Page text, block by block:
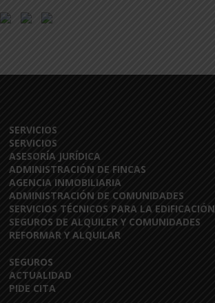
SERVICIOS
SERVICIOS
ASESORÍA JURÍDICA
ADMINISTRACIÓN DE FINCAS
AGENCIA INMOBILIARIA
ADMINISTRACIÓN DE COMUNIDADES
SERVICIOS TÉCNICOS PARA LA EDIFICACIÓN
SEGUROS DE ALQUILER Y COMUNIDADES
REFORMAR Y ALQUILAR
SEGUROS
ACTUALIDAD
PIDE CITA